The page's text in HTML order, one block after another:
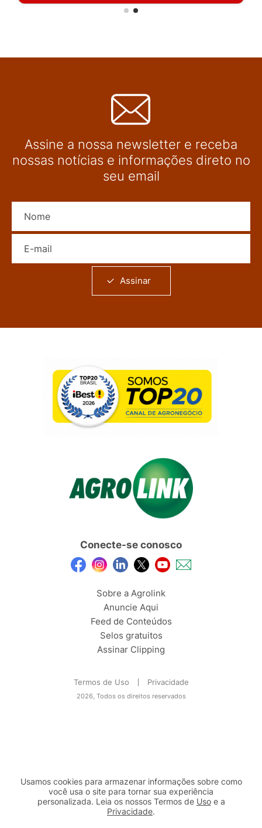
Assine a nossa newsletter e receba
nossas notícias e informações direto no
seu email
Assinar
Conecte-se conosco
Sobre a Agrolink
Anuncie Aqui
Feed de Conteúdos
Selos gratuitos
Assinar Clipping
Termos de Uso Privacidade
2026, Todos os direitos reservados
Usamos cookies para armazenar informações sobre como
você usa o site para tornar sua experiência
personalizada. Leia os nossos Termos de Usoe a
Privacidade.